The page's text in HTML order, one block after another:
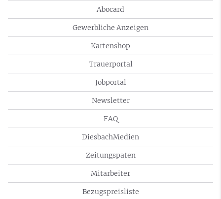
Abocard
Gewerbliche Anzeigen
Kartenshop
Trauerportal
Jobportal
Newsletter
FAQ
DiesbachMedien
Zeitungspaten
Mitarbeiter
Bezugspreisliste